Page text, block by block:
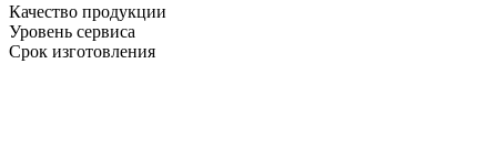
Качество продукции
Уровень сервиса
Срок изготовления